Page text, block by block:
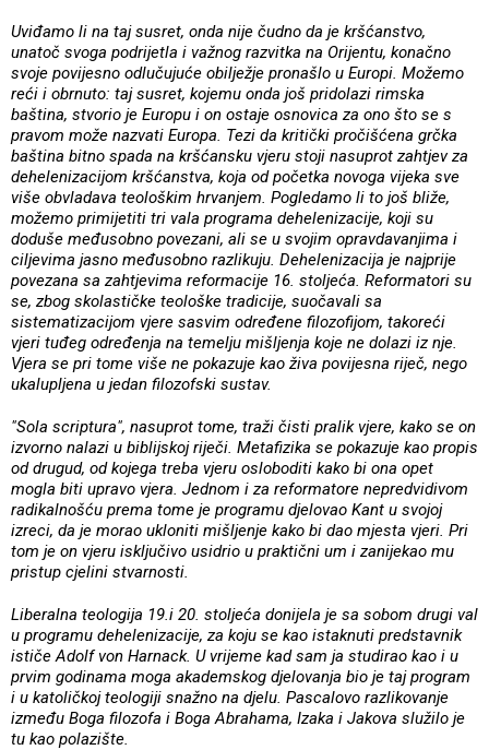
Uviđamo li na taj susret, onda nije čudno da je kršćanstvo,
unatoč svoga podrijetla i važnog razvitka na Orijentu, konačno
svoje povijesno odlučujuće obilježje pronašlo u Europi. Možemo
reći i obrnuto: taj susret, kojemu onda još pridolazi rimska
baština, stvorio je Europu i on ostaje osnovica za ono što se s
pravom može nazvati Europa. Tezi da kritički pročišćena grčka
baština bitno spada na kršćansku vjeru stoji nasuprot zahtjev za
dehelenizacijom kršćanstva, koja od početka novoga vijeka sve
više obvladava teološkim hrvanjem. Pogledamo li to još bliže,
možemo primijetiti tri vala programa dehelenizacije, koji su
doduše međusobno povezani, ali se u svojim opravdavanjima i
ciljevima jasno međusobno razlikuju. Dehelenizacija je najprije
povezana sa zahtjevima reformacije 16. stoljeća. Reformatori su
se, zbog skolastičke teološke tradicije, suočavali sa
sistematizacijom vjere sasvim određene filozofijom, takoreći
vjeri tuđeg određenja na temelju mišljenja koje ne dolazi iz nje.
Vjera se pri tome više ne pokazuje kao živa povijesna riječ, nego
ukalupljena u jedan filozofski sustav.
"Sola scriptura", nasuprot tome, traži čisti pralik vjere, kako se on
izvorno nalazi u biblijskoj riječi. Metafizika se pokazuje kao propis
od drugud, od kojega treba vjeru osloboditi kako bi ona opet
mogla biti upravo vjera. Jednom i za reformatore nepredvidivom
radikalnošću prema tome je programu djelovao Kant u svojoj
izreci, da je morao ukloniti mišljenje kako bi dao mjesta vjeri. Pri
tom je on vjeru isključivo usidrio u praktični um i zanijekao mu
pristup cjelini stvarnosti.
Liberalna teologija 19.i 20. stoljeća donijela je sa sobom drugi val
u programu dehelenizacije, za koju se kao istaknuti predstavnik
ističe Adolf von Harnack. U vrijeme kad sam ja studirao kao i u
prvim godinama moga akademskog djelovanja bio je taj program
i u katoličkoj teologiji snažno na djelu. Pascalovo razlikovanje
između Boga filozofa i Boga Abrahama, Izaka i Jakova služilo je
tu kao polazište.